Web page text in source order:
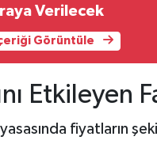
Verilecek
Görüntüle
Etkileyen
fiyatların